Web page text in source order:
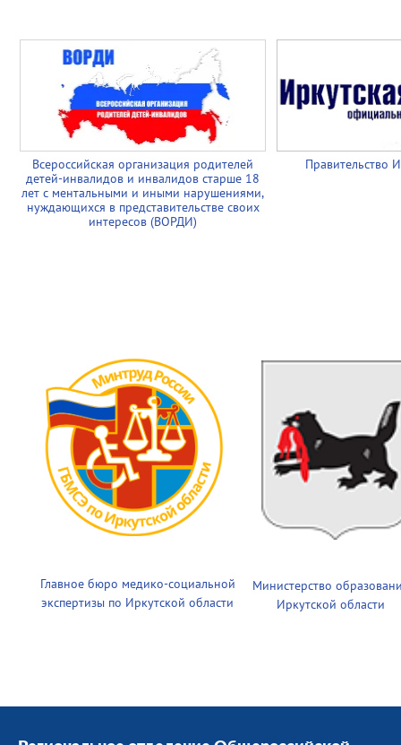
Всероссийская организация родителей
детей-инвалидов и инвалидов старше 18
лет с ментальными и иными нарушениями,
нуждающихся в представительстве своих
интересов (ВОРДИ)
Правительство
Главное бюро медико-социальной
экспертизы по Иркутской области
Министерство
Иркутской области